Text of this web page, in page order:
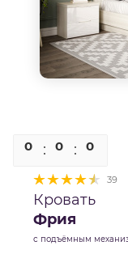
0 0 0
39
Кровать
Фрия
с подъёмным